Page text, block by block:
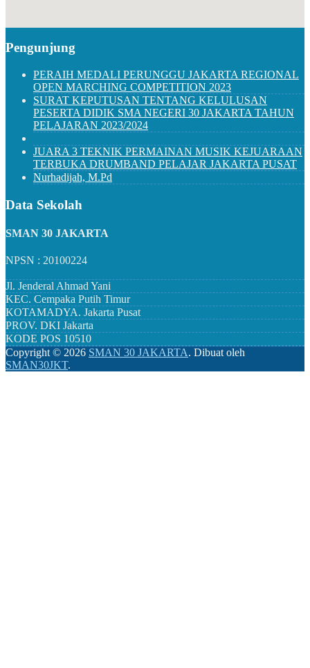
Pengunjung
PERAIH MEDALI PERUNGGU JAKARTA REGIONAL
OPEN MARCHING COMPETITION 2023
SURAT KEPUTUSAN TENTANG KELULUSAN
PESERTA DIDIK SMA NEGERI 30 JAKARTA TAHUN
PELAJARAN 2023/2024
JUARA 3 TEKNIK PERMAINAN MUSIK KEJUARAAN
TERBUKA DRUMBAND PELAJAR JAKARTA PUSAT
Nurhadijah, M.Pd
Data Sekolah
SMAN 30 JAKARTA
NPSN : 20100224
Jl. Jenderal Ahmad Yani
KEC. Cempaka Putih Timur
KOTAMADYA. Jakarta Pusat
PROV. DKI Jakarta
KODE POS 10510
Copyright © 2026 SMAN 30 JAKARTA. Dibuat oleh
SMAN30JKT.